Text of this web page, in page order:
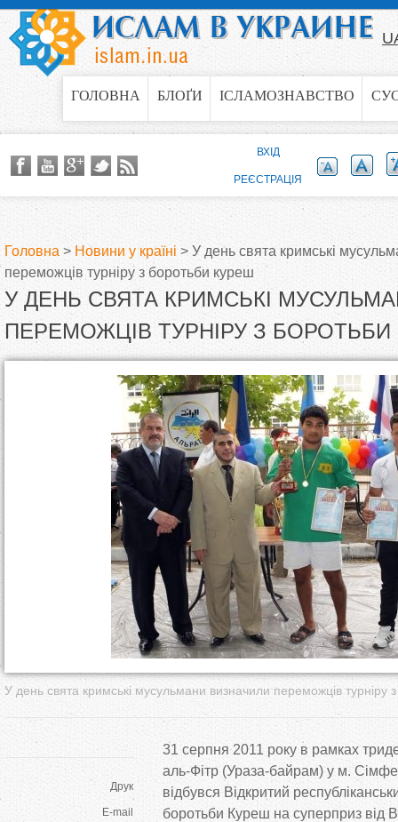
Jump to navigation
ГОЛОВНА БЛОҐИ ІСЛАМОЗНАВСТВО
В
и
є
Головна > Новини у країні > У день свята кримські
переможців турніру з боротьби куреш
У ДЕНЬ СВЯТА КРИМСЬКІ
ПЕРЕМОЖЦІВ ТУРНІРУ З
У день свята кримські мусульмани визначили переможців турніру
Друк
E-mail
31 серпня 2011 року в рамках
аль-Фітр (Ураза-байрам) у м.
відбувся Відкритий
боротьби Куреш на суперприз від
ВХІД
РЕЄСТРАЦІЯ